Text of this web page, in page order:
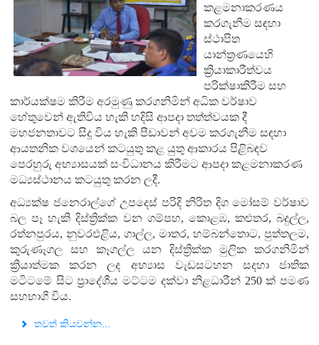
කළමනාකරණය
කරගැනීම සඳහා
ස්ථාපිත
යාන්ත්‍රණයෙහි
ක්‍රියාකාරීත්වය
පරික්ෂාකිරීම සහ
කාර්යක්ෂම කිරීම අරමුණු කරගනිමින් අධික වර්ෂාව
හේතුවෙන් ඇතිවිය හැකි හදිසි ආපදා තත්ත්වයක දී
මහජනතාවට සිදූ විය හැකි පීඩාවන් අවම කරගැනීම සඳහා
ආයතනික වශයෙන් කටයුතු කළ යුතු ආකාරය පිළිබඳව
පෙරහුරු අභ්‍යාසයක් සංවිධානය කිරීමට ආපදා කළමනාකරණ
මධ්‍යස්ථානය කටයුතු කරන ලදී.
අධ්‍යක්ෂ ජනෙරාල්ගේ උපදෙස් පරිදි නිරිත දිග මෝසම් වර්ෂාව
බල පෑ හැකි දිස්ත්‍රික්ක වන ගම්පහ, කොළඹ, කළුතර, බදුල්ල,
රත්නපුරය, නුවරඑළිය, ගාල්ල, මාතර, හම්බන්තොට, පුත්තලම,
කුරුණෑගල සහ කෑගල්ල යන දිස්ත්‍රික්ක මුලික කරගනිමින්
ක්‍රියාත්මක කරන ලද අභ්‍යාස වැඩසටහන සදහා ජාතික
මටිටමේ සිට ප්‍රාදේශීය මට්ටම දක්වා නිළධාරීන් 250 ක් පමණ
සහභාගී විය.
තවත් කියවන්න...